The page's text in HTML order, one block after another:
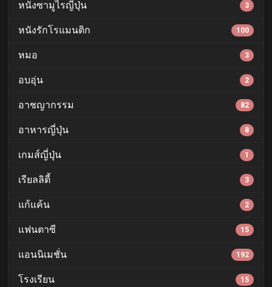
หนังซามูไรญี่ปุ่น 3
หนังรักโรแมนติก 100
หมอ 3
อบอุ่น 2
อาชญากรรม 82
อาหารญี่ปุ่น 8
เกมส์ญี่ปุ่น 1
เรียลลิตี้ 3
แก้แค้น 2
แฟนตาซี 15
แอนนิเมชั่น 192
โรงเรียน 15